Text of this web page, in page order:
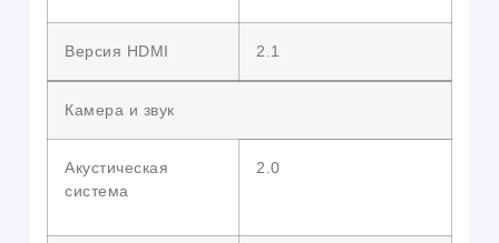
Версия HDMI 2.1
Камера и звук
Акустическая
система
2.0